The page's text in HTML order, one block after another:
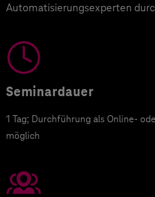
Automatisierungsexperten
Seminardauer
1 Tag; Durchführung als Online-
möglich